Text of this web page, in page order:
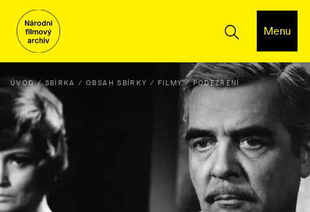
Menu
ÚVOD SBÍRKA OBSAH SBÍRKY FILMY PODEZŘENÍ